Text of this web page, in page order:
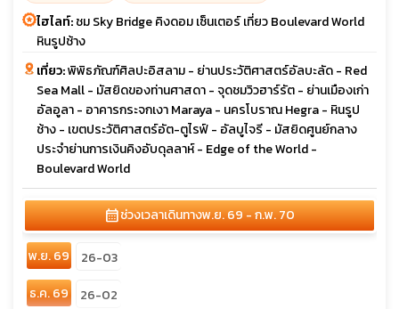
ไฮไลท์:ชม Sky Bridge คิงดอม เซ็นเตอร์ เที่ยว Boulevard World
หินรูปช้าง
เที่ยว:พิพิธภัณฑ์ศิลปะอิสลาม - ย่านประวัติศาสตร์อัลบะลัด - Red
Sea Mall - มัสยิดของท่านศาสดา - จุดชมวิวฮาร์รัต - ย่านเมืองเก่า
อัลอูลา - อาคารกระจกเงา Maraya - นครโบราณ Hegra - หินรูป
ช้าง - เขตประวัติศาสตร์อัต-ตูไรฟ์ - อัลบูไจรี - มัสยิดศูนย์กลาง
ประจำย่านการเงินคิงอับดุลลาห์ - Edge of the World -
Boulevard World
calendar_monthช่วงเวลาเดินทางพ.ย. 69 - ก.พ. 70
พ.ย. 69
26-03
ธ.ค. 69
26-02